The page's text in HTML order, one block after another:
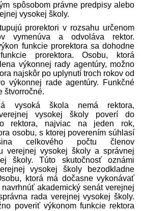
spôsobom právne pred­pisy alebo
vysokej školy.
prorektori v rozsahu určenom
vymenúva a odvoláva rektor.
funkcie prorektora sa dohodne
prorektora. Osobu, ktorá
výkonnej rady agentúry, možno
najskôr po uplynutí troch rokov od
výkonnej rade agentúry. Funkčné
štvorročné.
vysoká škola nemá rektora,
vysokej školy poverí do
rektora, najviac na jeden rok,
osobu, s ktorej poverením súhlasí
celkového počtu členov
verejnej vysokej školy a správnej
školy. Túto skutočnosť oznámi
vysokej školy bezodkladne
ktorá má dočasne vykonávať
akademický senát verejnej
rada verejnej vysokej školy.
poveriť výkonom funkcie rektora